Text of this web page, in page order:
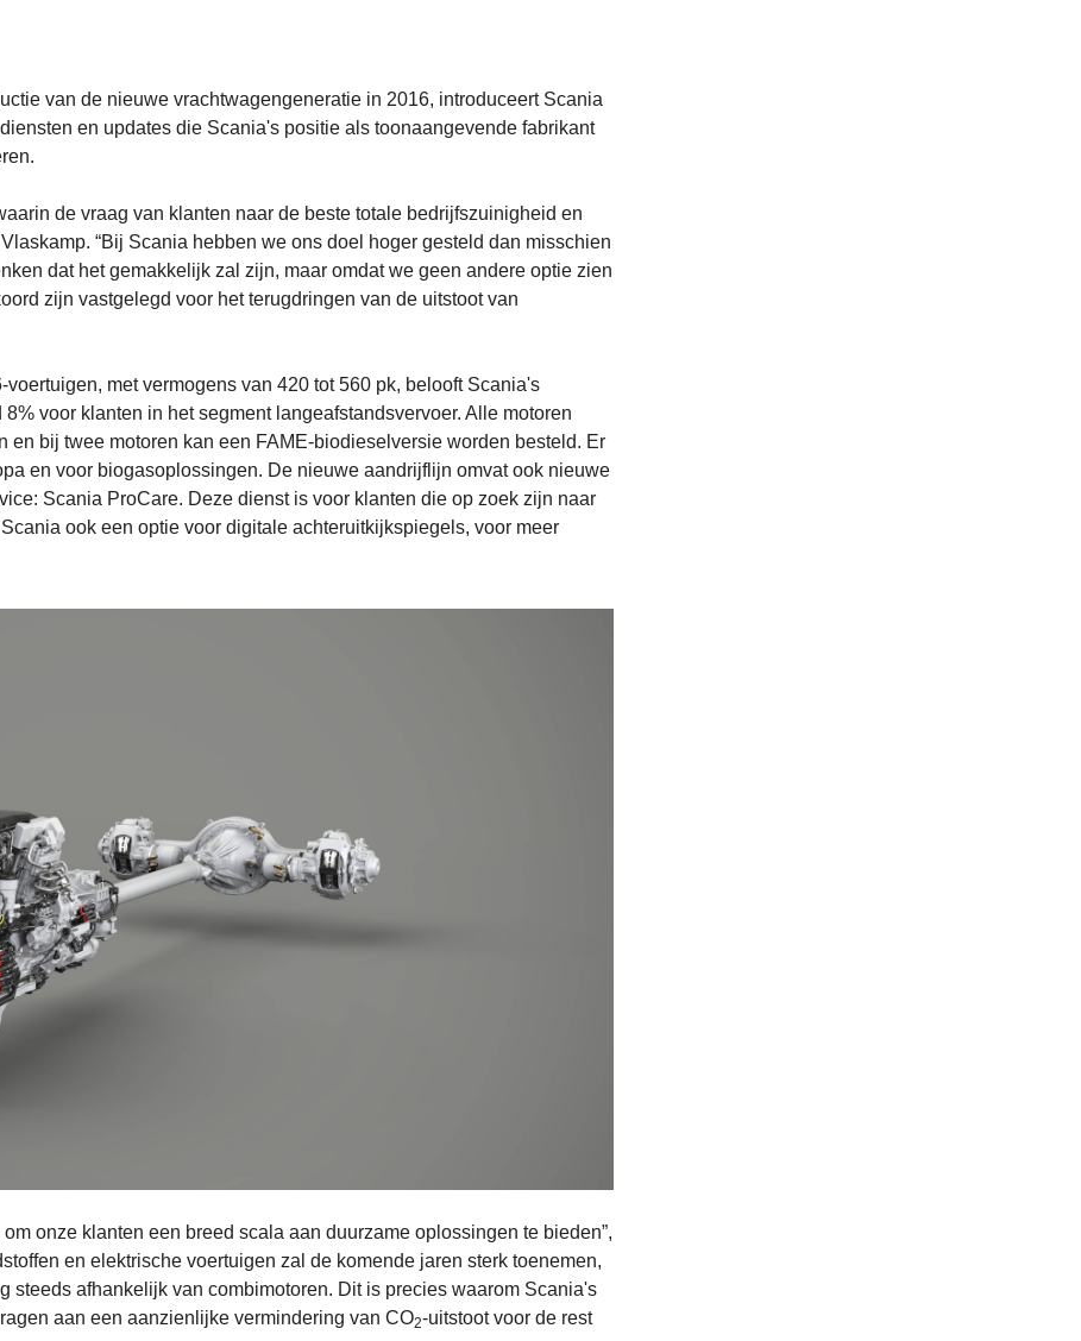
van de nieuwe vrachtwagengeneratie in 2016, introduceert Scania
en updates die Scania's positie als toonaangevende fabrikant
de vraag van klanten naar de beste totale bedrijfszuinigheid en
“Bij Scania hebben we ons doel hoger gesteld dan misschien
dat het gemakkelijk zal zijn, maar omdat we geen andere optie zien
zijn vastgelegd voor het terugdringen van de uitstoot van
met vermogens van 420 tot 560 pk, belooft Scania's
voor klanten in het segment langeafstandsvervoer. Alle motoren
en bij twee motoren kan een FAME-biodieselversie worden besteld. Er
en voor biogasoplossingen. De nieuwe aandrijflijn omvat ook nieuwe
Scania ProCare. Deze dienst is voor klanten die op zoek zijn naar
ook een optie voor digitale achteruitkijkspiegels, voor meer
onze klanten een breed scala aan duurzame oplossingen te bieden”,
en elektrische voertuigen zal de komende jaren sterk toenemen,
steeds afhankelijk van combimotoren. Dit is precies waarom Scania's
aan een aanzienlijke vermindering van CO2-uitstoot voor de rest